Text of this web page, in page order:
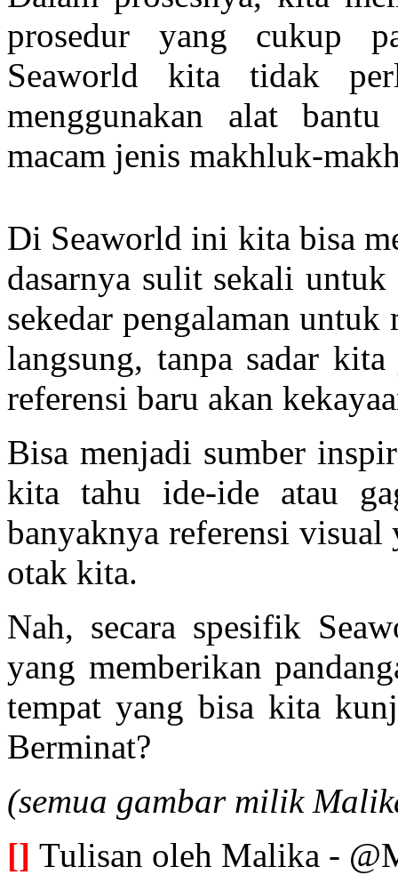
prosedur yang cukup
Seaworld kita tidak
menggunakan alat
macam jenis makhluk-
Di Seaworld ini kita bisa
dasarnya sulit sekali
sekedar pengalaman
langsung, tanpa sadar
referensi baru akan
Bisa menjadi sumber
kita tahu ide-ide atau
banyaknya referensi
otak kita.
Nah, secara spesifik
yang memberikan
tempat yang bisa kita
Berminat?
(semua gambar milik
[] Tulisan oleh Malika -